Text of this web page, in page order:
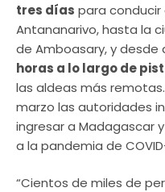
tres días para
Antananarivo, hasta la
de Amboasary, y
horas a lo largo de
las aldeas más
marzo las autoridades
ingresar a Madagascar
a la pandemia de
“Cientos de miles de